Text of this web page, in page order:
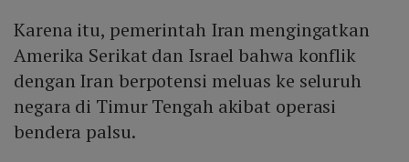
Karena itu, pemerintah Iran mengingatkan
Amerika Serikat dan Israel bahwa konflik
dengan Iran berpotensi meluas ke seluruh
negara di Timur Tengah akibat operasi
bendera palsu.